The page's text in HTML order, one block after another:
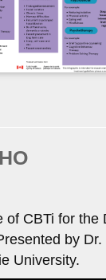
of CBTi for the
by
University.